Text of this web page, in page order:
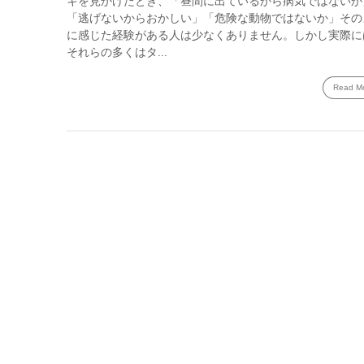
「逃げないからおかしい」「危険な動物ではないか」その
に感じた経験がある人は少なくありません。しかし実際に
それらの多くはタ...
Read